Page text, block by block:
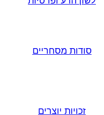
סודות מסחריים
זכויות יוצרים